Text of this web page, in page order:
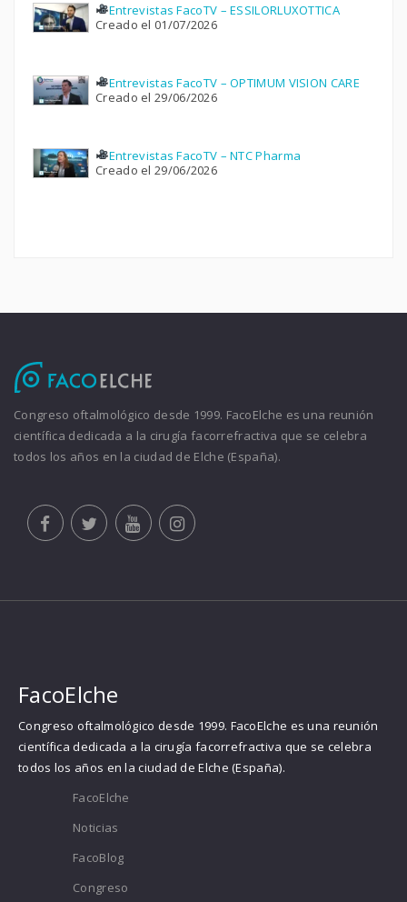
Entrevistas FacoTV – ESSILORLUXOTTICA
Creado el 01/07/2026
Entrevistas FacoTV – OPTIMUM VISION CARE
Creado el 29/06/2026
Entrevistas FacoTV – NTC Pharma
Creado el 29/06/2026
Congreso oftalmológico desde 1999. FacoElche es una reunión
científica dedicada a la cirugía facorrefractiva que se celebra
todos los años en la ciudad de Elche (España).
FacoElche
Congreso oftalmológico desde 1999. FacoElche es una reunión
científica dedicada a la cirugía facorrefractiva que se celebra
todos los años en la ciudad de Elche (España).
FacoElche
Noticias
FacoBlog
Congreso